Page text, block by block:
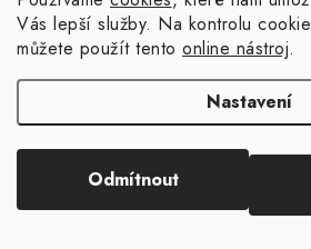
Vás lepší služby. Na kontrolu
můžete použít tento online nástroj.
Nastavení
Odmítnout